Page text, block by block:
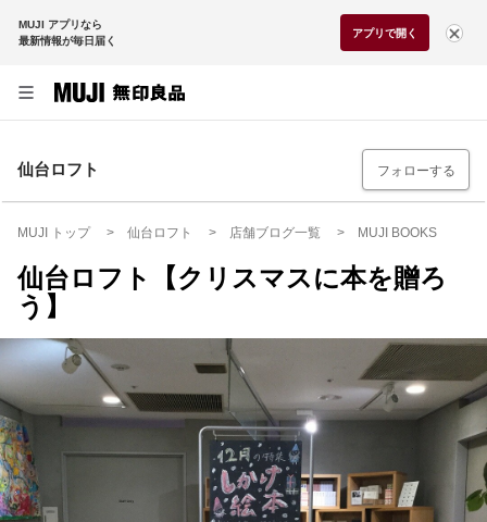
MUJI アプリなら
最新情報が毎日届く
アプリで開く
仙台ロフト フォローする
MUJI トップ 仙台ロフト 店舗ブログ一覧 MUJI BOOKS
仙台ロフト【クリスマスに本を贈ろ
う】